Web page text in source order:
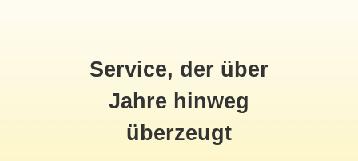
Service, der über
Jahre hinweg
überzeugt